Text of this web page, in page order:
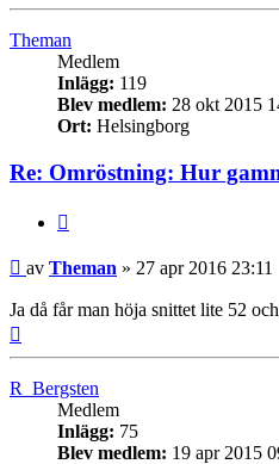
Theman
Medlem
Inlägg: 119
Blev medlem: 28 okt 2015
Ort: Helsingborg
Re: Omröstning: Hur
Inlägg
av Theman » 27 apr 2016 23:11
Ja då får man höja snittet lite 52
R_Bergsten
Medlem
Inlägg: 75
Blev medlem: 19 apr 2015